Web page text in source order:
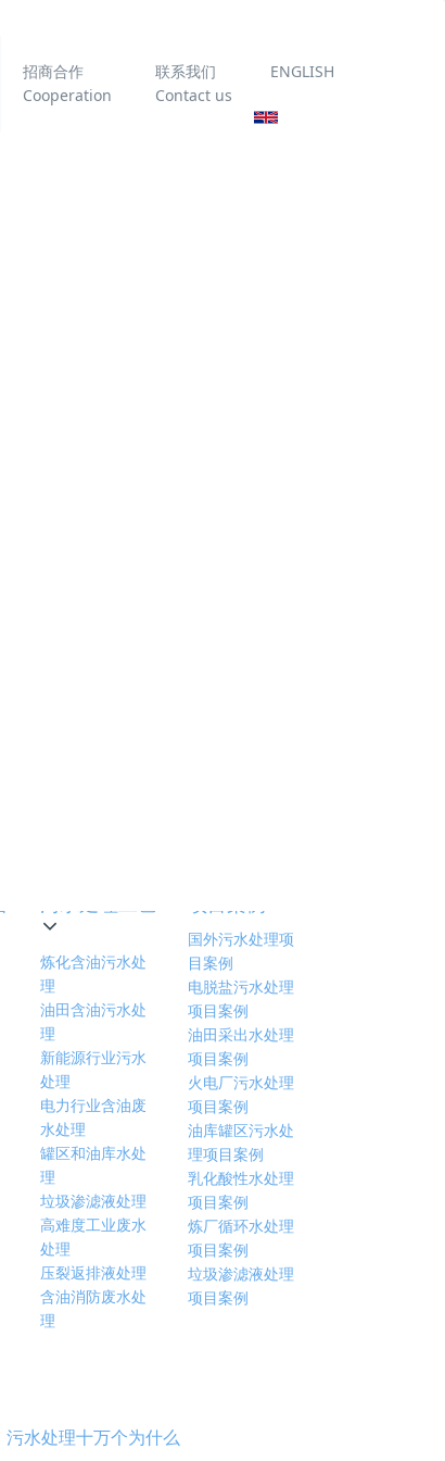
招商合作
Cooperation
联系我们
Contact us
ENGLISH
炼化含油污水处
理
油田含油污水处
理
新能源行业污水
处理
电力行业含油废
水处理
罐区和油库水处
理
垃圾渗滤液处理
高难度工业废水
处理
压裂返排液处理
含油消防废水处
理
国外污水处理项
目案例
电脱盐污水处理
项目案例
油田采出水处理
项目案例
火电厂污水处理
项目案例
油库罐区污水处
理项目案例
乳化酸性水处理
项目案例
炼厂循环水处理
项目案例
垃圾渗滤液处理
项目案例
污水处理十万个为什么